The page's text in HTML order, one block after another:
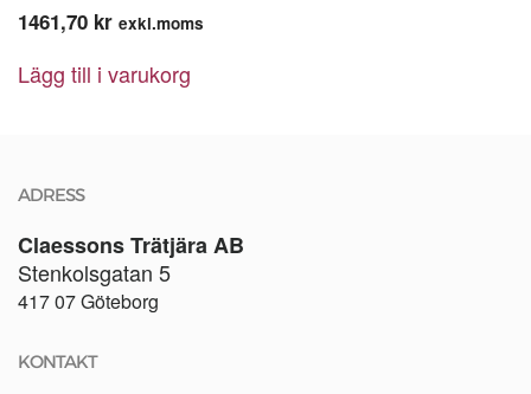
1461,70 kr exkl.moms
Lägg till i varukorg
ADRESS
Claessons Trätjära AB
Stenkolsgatan 5
417 07 Göteborg
KONTAKT